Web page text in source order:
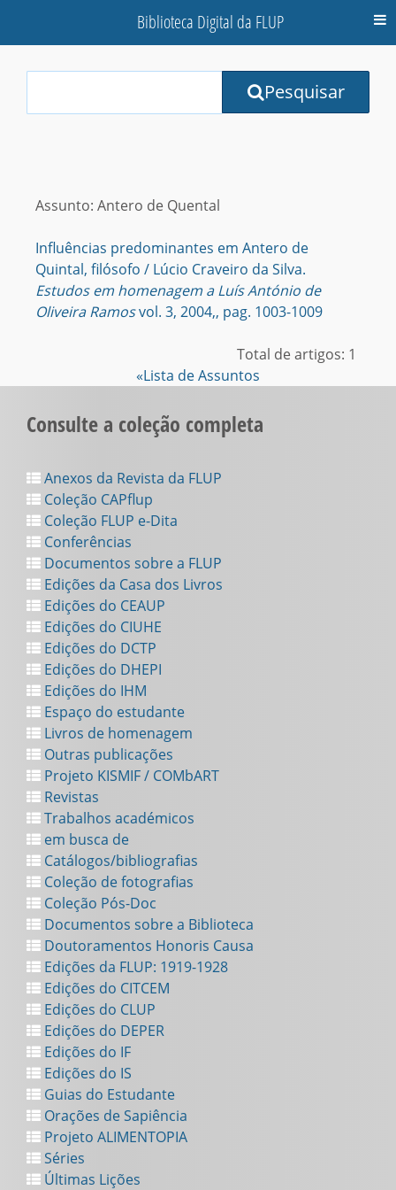
Biblioteca Digital da FLUP
Terms:
Pesquisar
Assunto: Antero de Quental
Influências predominantes em Antero de
Quintal, filósofo / Lúcio Craveiro da Silva.
Estudos em homenagem a Luís António de
Oliveira Ramosvol. 3, 2004,, pag. 1003-1009
Total de artigos: 1
«Lista de Assuntos
Consulte a coleção completa
Anexos da Revista da FLUP
Coleção CAPflup
Coleção FLUP e-Dita
Conferências
Documentos sobre a FLUP
Edições da Casa dos Livros
Edições do CEAUP
Edições do CIUHE
Edições do DCTP
Edições do DHEPI
Edições do IHM
Espaço do estudante
Livros de homenagem
Outras publicações
Projeto KISMIF / COMbART
Revistas
Trabalhos académicos
em busca de
Catálogos/bibliografias
Coleção de fotografias
Coleção Pós-Doc
Documentos sobre a Biblioteca
Doutoramentos Honoris Causa
Edições da FLUP: 1919-1928
Edições do CITCEM
Edições do CLUP
Edições do DEPER
Edições do IF
Edições do IS
Guias do Estudante
Orações de Sapiência
Projeto ALIMENTOPIA
Séries
Últimas Lições